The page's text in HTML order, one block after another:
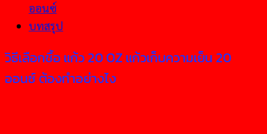
ออนซ์
บทสรุป
วิธีเลือกชื้อ แก้ว 20 OZ แก้วเก็บความเย็น 20
ออนซ์ ต้องทำอย่างไง